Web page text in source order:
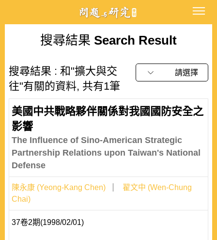
搜尋結果 Search Result
搜尋結果 : 和"擴大與交
往"有關的資料, 共有1筆
請選擇
美國中共戰略夥伴關係對我國國防安全之
影響
The Influence of Sino-American Strategic
Partnership Relations upon Taiwan's National
Defense
陳永康 (Yeong-Kang Chen)
翟文中 (Wen-Chung
Chai)
37卷2期(1998/02/01)